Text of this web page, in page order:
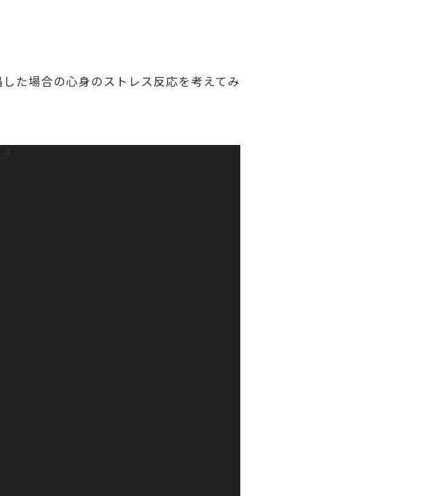
た場合の心身のストレス反応を考えてみ